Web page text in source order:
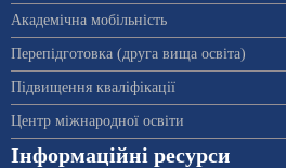
Академічна мобільність
Перепідготовка (друга вища освіта)
Підвищення кваліфікації
Центр міжнародної освіти
Інформаційні ресурси